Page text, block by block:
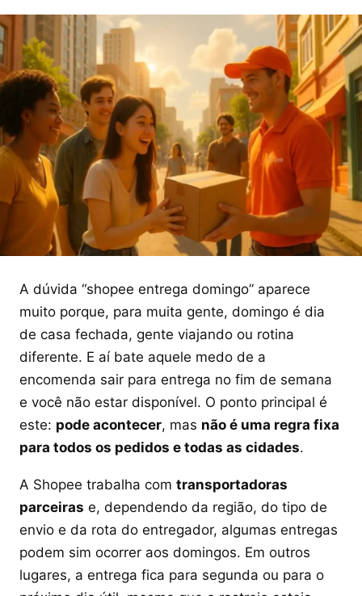
A dúvida “shopee entrega domingo” aparece
muito porque, para muita gente, domingo é dia
de casa fechada, gente viajando ou rotina
diferente. E aí bate aquele medo de a
encomenda sair para entrega no fim de semana
e você não estar disponível. O ponto principal é
este: pode acontecer, mas não é uma regra fixa
para todos os pedidos e todas as cidades.
A Shopee trabalha com transportadoras
parceiras e, dependendo da região, do tipo de
envio e da rota do entregador, algumas entregas
podem sim ocorrer aos domingos. Em outros
lugares, a entrega fica para segunda ou para o